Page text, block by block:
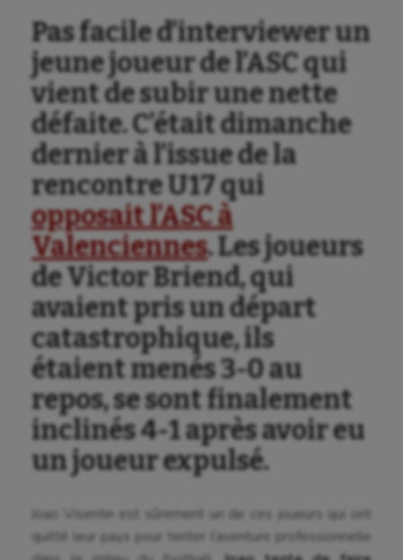
Aéronautique
Athlétisme
Auto
Aviron
Balle à la main
Ballon au poing
Billard
Pas facile d’interviewer un
jeune joueur de l’ASC qui
vient de subir une nette
défaite. C’était dimanche
dernier à l’issue de la
rencontre U17 qui
opposait l’ASC à
Valenciennes. Les joueurs
de Victor Briend, qui
avaient pris un départ
catastrophique, ils
étaient menés 3-0 au
repos, se sont finalement
inclinés 4-1 après avoir eu
un joueur expulsé.
Joao Visentin est sûrement un de ces joueurs qui ont
quitté leur pays pour tenter l’aventure professionnelle